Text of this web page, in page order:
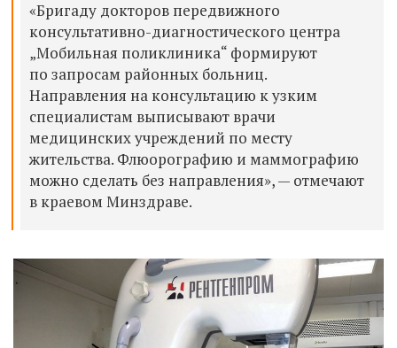
«Бригаду докторов передвижного
консультативно-диагностического центра
„Мобильная поликлиника“ формируют
по запросам районных больниц.
Направления на консультацию к узким
специалистам выписывают врачи
медицинских учреждений по месту
жительства. Флюорографию и маммографию
можно сделать без направления», — отмечают
в краевом Минздраве.